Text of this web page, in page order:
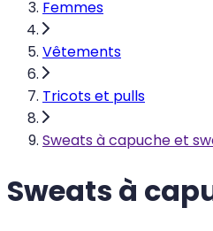
Femmes
Vêtements
Tricots et pulls
Sweats à capuche et
Sweats à